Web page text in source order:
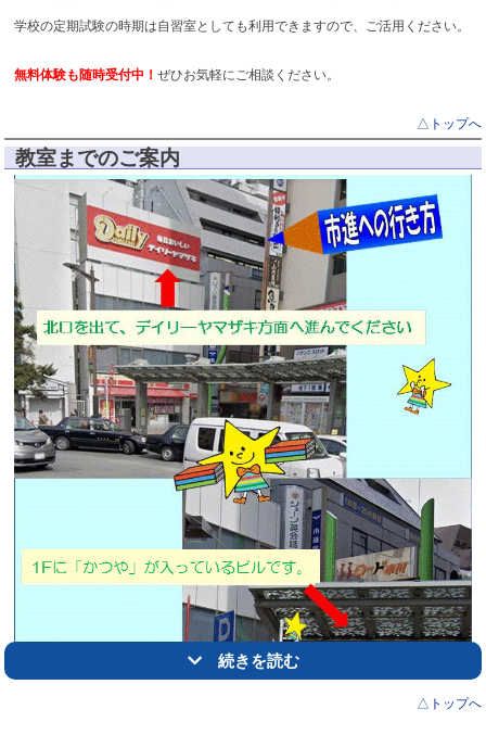
大洲中 中3 数学100点！
市川八中 中3 英語93点！
△トップへ
学校の定期試験の時期は自習室としても利用できますので、ご活用ください。
無料体験も随時受付中！ ぜひお気軽にご相談ください。
△トップへ
教室までのご案内
続きを読む
△トップへ